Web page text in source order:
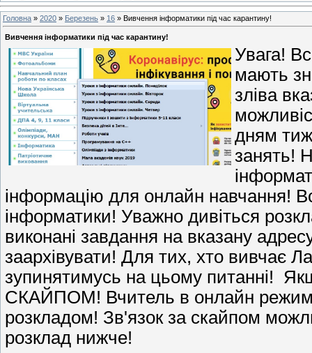
Головна » 2020 » Березень » 16 » Вивчення інформатики під час карантину!
Вивчення інформатики під час карантину!
Увага!
мають
зліва
дням
занять!
інформацію для онлайн навчання!
інформатики! Уважно дивіться
виконані завдання на вказану
заархівувати! Для тих, хто вивчає
зупинятимусь на цьому питанні!
СКАЙПОМ! Вчитель в онлайн режимі
розкладом! Зв'язок за скайпом
розклад нижче!